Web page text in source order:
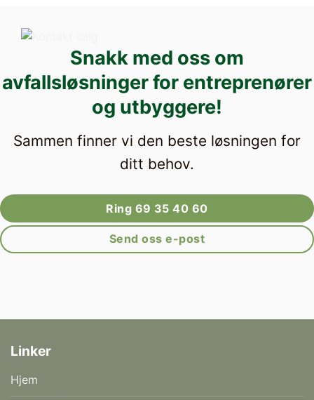
Snakk med oss om
avfallsløsninger for entreprenører
og utbyggere!
Sammen finner vi den beste løsningen for
ditt behov.
Ring 69 35 40 60
Send oss e-post
Linker
Hjem